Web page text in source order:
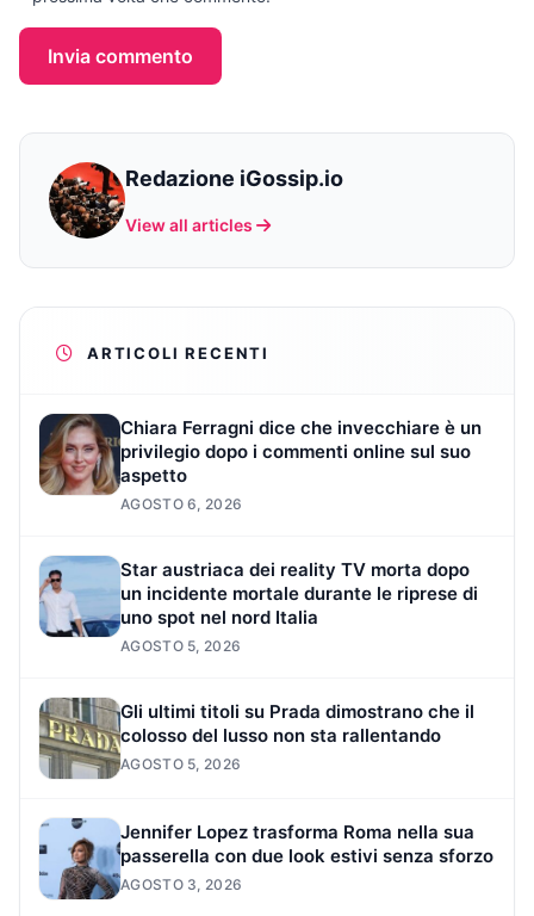
Invia commento
Redazione iGossip.io
View all articles
ARTICOLI RECENTI
Chiara Ferragni dice che invecchiare è un
privilegio dopo i commenti online sul suo
aspetto
AGOSTO 6, 2026
Star austriaca dei reality TV morta dopo
un incidente mortale durante le riprese di
uno spot nel nord Italia
AGOSTO 5, 2026
Gli ultimi titoli su Prada dimostrano che il
colosso del lusso non sta rallentando
AGOSTO 5, 2026
Jennifer Lopez trasforma Roma nella sua
passerella con due look estivi senza sforzo
AGOSTO 3, 2026